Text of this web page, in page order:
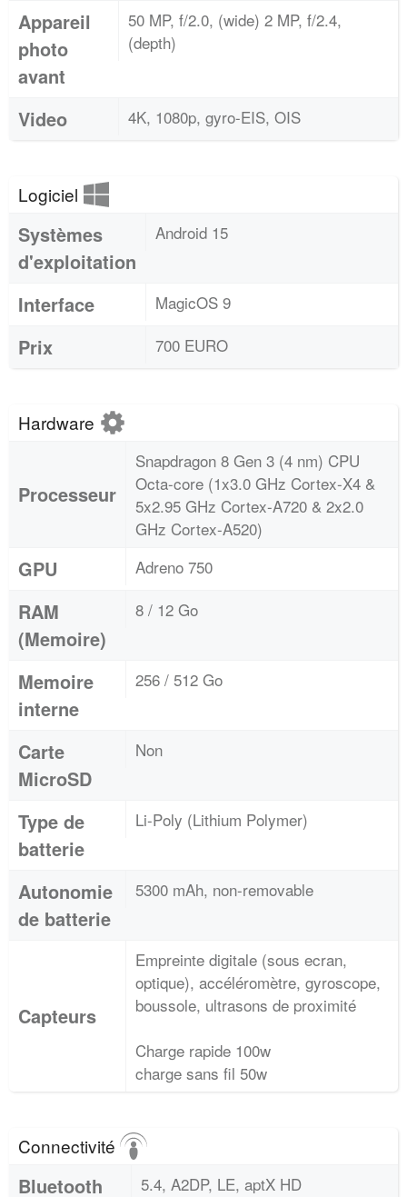
Appareil
photo
avant
50 MP, f/2.0, (wide) 2 MP, f/2.4,
(depth)
Video 4K, 1080p, gyro-EIS, OIS
Logiciel
Systèmes
d'exploitation
Android 15
Interface MagicOS 9
Prix 700 EURO
Hardware
Processeur
Snapdragon 8 Gen 3 (4 nm) CPU
Octa-core (1x3.0 GHz Cortex-X4 &
5x2.95 GHz Cortex-A720 & 2x2.0
GHz Cortex-A520)
GPU Adreno 750
RAM
(Memoire)
8 / 12 Go
Memoire
interne
256 / 512 Go
Carte
MicroSD
Non
Type de
batterie
Li-Poly (Lithium Polymer)
Autonomie
de batterie
5300 mAh, non-removable
Capteurs
Empreinte digitale (sous ecran,
optique), accéléromètre, gyroscope,
boussole, ultrasons de proximité
Charge rapide 100w
charge sans fil 50w
Connectivité
Bluetooth 5.4, ​​A2DP, LE, aptX HD